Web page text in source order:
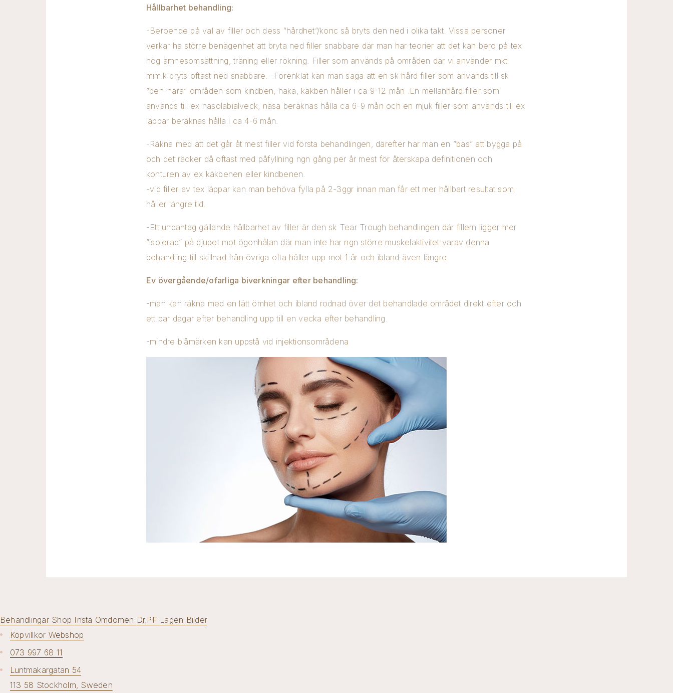
Hållbarhet behandling:
-Beroende på val av filler och dess ”hårdhet”/konc så bryts den ned i olika takt. Vissa personer
verkar ha större benägenhet att bryta ned filler snabbare där man har teorier att det kan bero på tex
hög ämnesomsättning, träning eller rökning. Filler som används på områden där vi använder mkt
mimik bryts oftast ned snabbare. -Förenklat kan man säga att en sk hård filler som används till sk
”ben-nära” områden som kindben, haka, käkben håller i ca 9-12 mån .En mellanhård filler som
används till ex nasolabialveck, näsa beräknas hålla ca 6-9 mån och en mjuk filler som används till ex
läppar beräknas hålla i ca 4-6 mån.
-Räkna med att det går åt mest filler vid första behandlingen, därefter har man en ”bas” att bygga på
och det räcker då oftast med påfyllning ngn gång per år mest för återskapa definitionen och
konturen av ex käkbenen eller kindbenen.
-vid filler av tex läppar kan man behöva fylla på 2-3ggr innan man får ett mer hållbart resultat som
håller längre tid.
-Ett undantag gällande hållbarhet av filler är den sk Tear Trough behandlingen där fillern ligger mer
”isolerad” på djupet mot ögonhålan där man inte har ngn större muskelaktivitet varav denna
behandling till skillnad från övriga ofta håller upp mot 1 år och ibland även längre.
Ev övergående/ofarliga biverkningar efter behandling:
-man kan räkna med en lätt ömhet och ibland rodnad över det behandlade området direkt efter och
ett par dagar efter behandling upp till en vecka efter behandling.
-mindre blåmärken kan uppstå vid injektionsområdena
Behandlingar Shop Insta Omdömen Dr.PF Lagen Bilder
Köpvillkor Webshop
073 997 68 11
Luntmakargatan 54
113 58 Stockholm, Sweden